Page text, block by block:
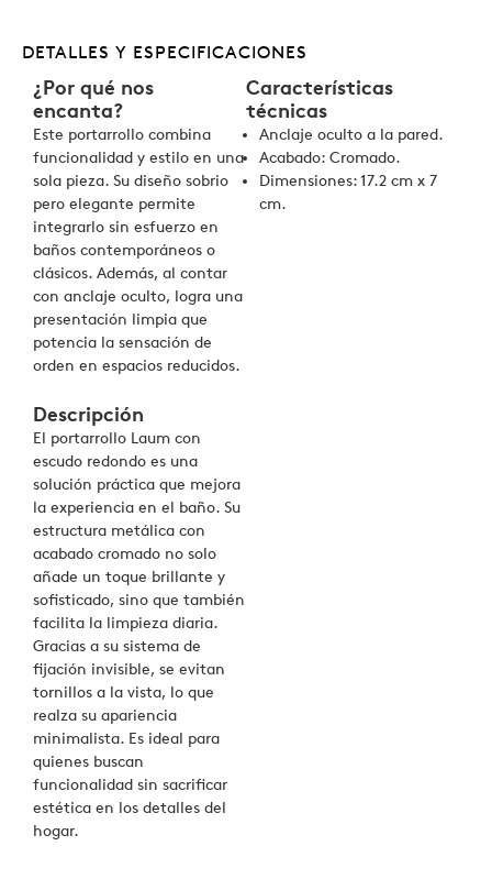
DETALLES Y ESPECIFICACIONES
¿Por qué nos
encanta?
Este portarrollo combina
funcionalidad y estilo en una
sola pieza. Su diseño sobrio
pero elegante permite
integrarlo sin esfuerzo en
baños contemporáneos o
clásicos. Además, al contar
con anclaje oculto, logra una
presentación limpia que
potencia la sensación de
orden en espacios reducidos.
Descripción
El portarrollo Laum con
escudo redondo es una
solución práctica que mejora
la experiencia en el baño. Su
estructura metálica con
acabado cromado no solo
añade un toque brillante y
sofisticado, sino que también
facilita la limpieza diaria.
Gracias a su sistema de
fijación invisible, se evitan
tornillos a la vista, lo que
realza su apariencia
minimalista. Es ideal para
quienes buscan
funcionalidad sin sacrificar
estética en los detalles del
hogar.
Características
técnicas
Anclaje oculto a la pared.
Acabado: Cromado.
Dimensiones: 17.2 cm x 7
cm.